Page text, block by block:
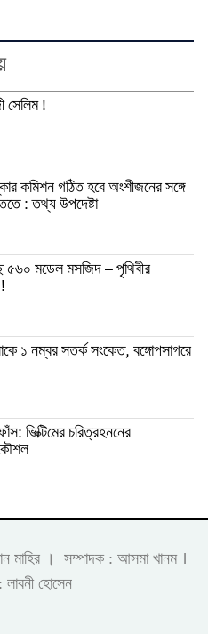
সেলিম !
কমিশন গঠিত হবে অংশীজনের সঙ্গে
: তথ্য উপদেষ্টা
৫৬০ মডেল মসজিদ – পৃথিবীর
১ নম্বর সতর্ক সংকেত, বঙ্গোপসাগরে
ভিক্টিমের চরিত্রহননের
মাহির । সম্পাদক : আসমা খানম ।
হোসেন